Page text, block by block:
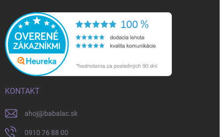
KONTAKT
ahoj@babalac.sk
0910 76 88 00